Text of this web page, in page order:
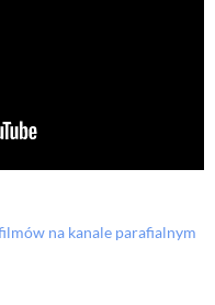
na kanale parafialnym